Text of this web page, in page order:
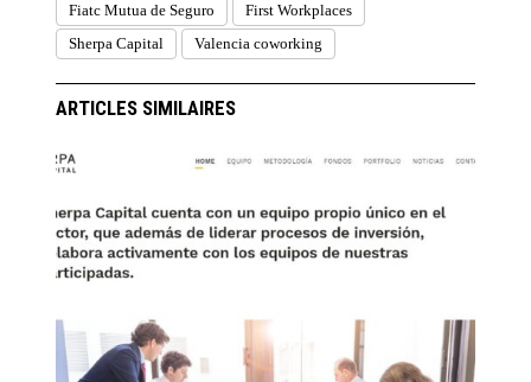
Fiatc Mutua de Seguro
First Workplaces
Sherpa Capital
Valencia coworking
ARTICLES SIMILAIRES